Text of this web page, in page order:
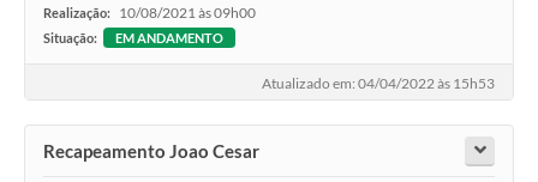
Realização: 10/08/2021 às 09h00
Situação: EM ANDAMENTO
Atualizado em: 04/04/2022 às 15h53
Recapeamento Joao Cesar